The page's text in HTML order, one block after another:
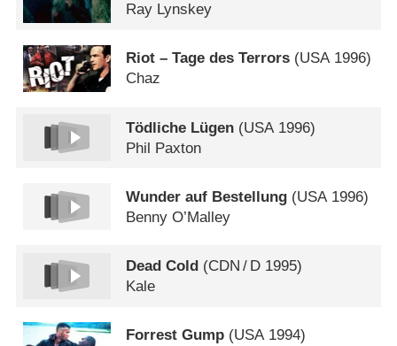
Ray Lynskey
Riot – Tage des Terrors (USA1996)
Chaz
Tödliche Lügen (USA 1996)
Phil Paxton
Wunder auf Bestellung (USA 1996)
Benny O’Malley
Dead Cold (CDN / D 1995)
Kale
Forrest Gump (USA1994)